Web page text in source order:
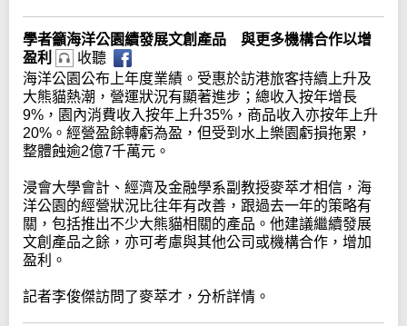
學者籲海洋公園續發展文創產品 與更多機構合作以增
盈利
收聽
海洋公園公布上年度業績。受惠於訪港旅客持續上升及
大熊貓熱潮，營運狀況有顯著進步；總收入按年增長
9%，園內消費收入按年上升35%，商品收入亦按年上升
20%。經營盈餘轉虧為盈，但受到水上樂園虧損拖累，
整體蝕逾2億7千萬元。
浸會大學會計、經濟及金融學系副教授麥萃才相信，海
洋公園的經營狀況比往年有改善，跟過去一年的策略有
關，包括推出不少大熊貓相關的產品。他建議繼續發展
文創產品之餘，亦可考慮與其他公司或機構合作，增加
盈利。
記者李俊傑訪問了麥萃才，分析詳情。